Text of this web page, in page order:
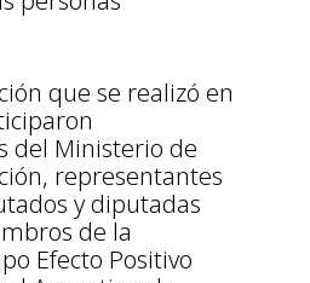
que se realizó en
del Ministerio de
representantes
y diputadas
de la
Efecto Positivo